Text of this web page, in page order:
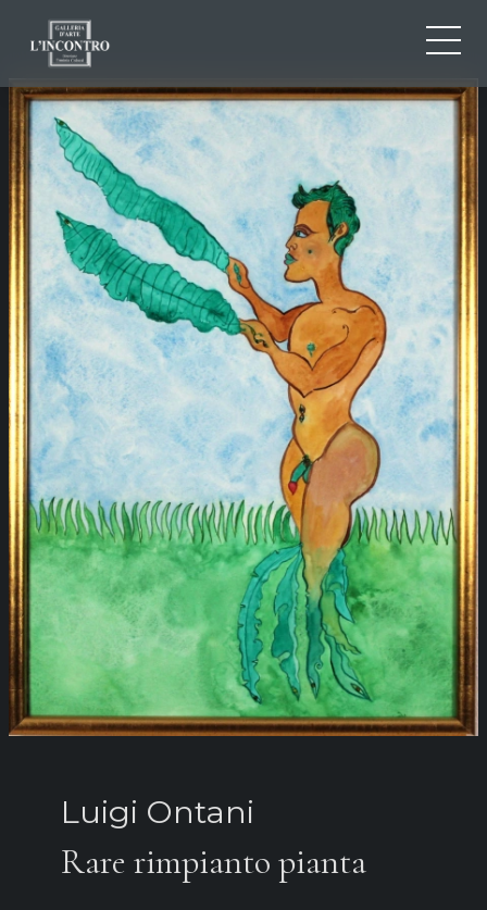
FR
QUI SOMMES-NOU
NEWS ED EVENTS
ARTISTES ET ŒUVRES
EXPOSITIONS
CONTACTS
Luigi Ontani
Rare rimpianto pianta